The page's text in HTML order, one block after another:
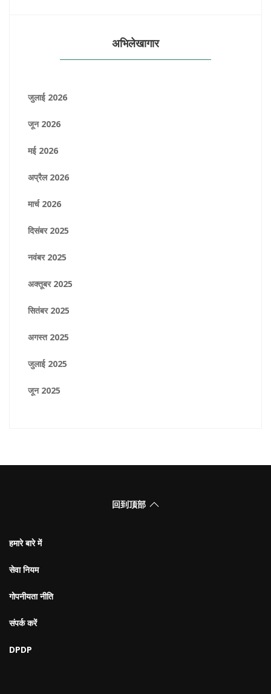
अभिलेखागार
जुलाई 2026
जून 2026
मई 2026
अप्रैल 2026
मार्च 2026
दिसंबर 2025
नवंबर 2025
अक्तूबर 2025
सितंबर 2025
अगस्त 2025
जुलाई 2025
जून 2025
回到顶部
हमारे बारे में
सेवा नियम
गोपनीयता नीति
संपर्क करें
DPDP